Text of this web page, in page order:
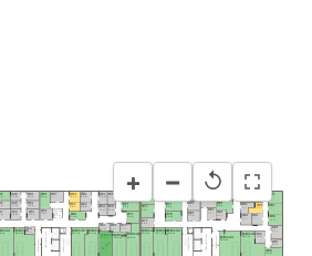
+ − ↺
Тамбур-шлюз Лифтовый холл Лифтовый холл
Тамбур-шлюз Тамбур-шлюз Тамбур-шлюз
Пом. уб.
4.6 м²
м²
MM135
29.9 м²
MM136
23.7 м²
MM137
MM138MM139
19.4 м²
MM140
22.8 м²
MM141
21.5 м²
MM142MM143
24.8 м²
MM144
31.8 м²
MM145
28.0 м²
м²
м²
м²
H48
5.0 м²
H49
H50
5.8 м²
H51
6.2 м²
H52
5.9 м²
H53
H54
3.9 м²
H55
9.4 м²
H56
7.8 м²
H57 H58
6.2 м²
H59
5.8 м²
H60
H61
6.0 м²
H62
5.5 м²
H63
5.9 м²
H64
5.1 м²
H65
H66
4.8 м²
H67 H68
H70
9.2 м²
H71
8.4 м²
H72
H74
9.8 м²
H75
6.6 м²
H77
8.5 м²
H78
8.9 м²
H80
6.7 м²
H81
7.3 м²
H83
H85
9.8 м²
H86
H88
6.4 м²
H89
7.0 м²
H90
H91
6.5 м²
H93
H94
8.7 м²
H95
H96
8.5 м²
H97
5.1 м²
H98
8.4 м²
H99
6.2 м²
Вы здесь